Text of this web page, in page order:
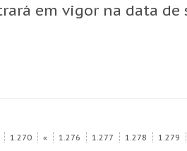
em vigor na data de
1.270 « 1.276 1.277 1.278 1.279